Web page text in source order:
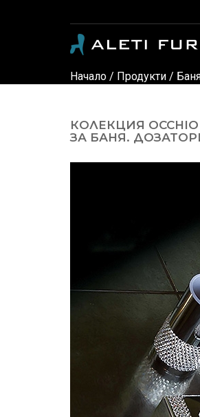
Начало / Продукти /
КОЛЕКЦИЯ
ЗА БАНЯ.